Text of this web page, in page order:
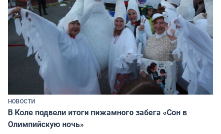
НОВОСТИ
В Коле подвели итоги пижамного забега «Сон в
Олимпийскую ночь»